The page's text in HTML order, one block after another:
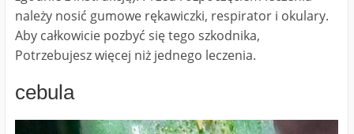
należy nosić gumowe rękawiczki, respirator i okulary.
Aby całkowicie pozbyć się tego szkodnika,
Potrzebujesz więcej niż jednego leczenia.
cebula